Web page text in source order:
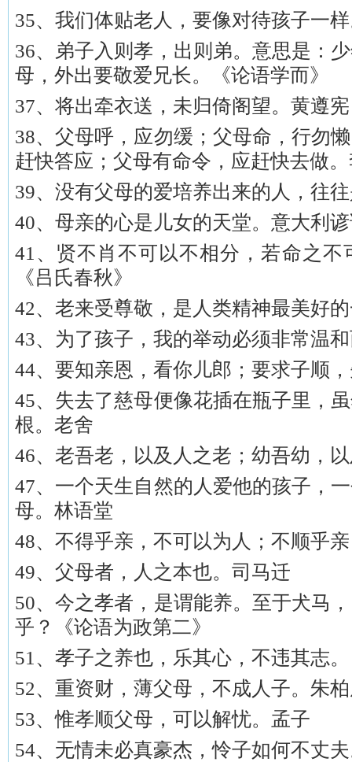
35、我们体贴老人，要像对待孩子一
36、弟子入则孝，出则弟。意思是：
母，外出要敬爱兄长。《论语学而》
37、将出牵衣送，未归倚阁望。黄遵宪
38、父母呼，应勿缓；父母命，行勿
赶快答应；父母有命令，应赶快去做
39、没有父母的爱培养出来的人，往
40、母亲的心是儿女的天堂。意大利
41、贤不肖不可以不相分，若命之
《吕氏春秋》
42、老来受尊敬，是人类精神最美好
43、为了孩子，我的举动必须非常温
44、要知亲恩，看你儿郎；要求子顺
45、失去了慈母便像花插在瓶子里，
根。老舍
46、老吾老，以及人之老；幼吾幼，
47、一个天生自然的人爱他的孩子，
母。林语堂
48、不得乎亲，不可以为人；不顺乎
49、父母者，人之本也。司马迁
50、今之孝者，是谓能养。至于犬马
乎？《论语为政第二》
51、孝子之养也，乐其心，不违其志
52、重资财，薄父母，不成人子。朱
53、惟孝顺父母，可以解忧。孟子
54、无情未必真豪杰，怜子如何不丈